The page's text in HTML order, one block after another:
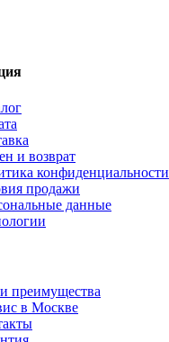
и возврат
конфиденциальности
продажи
данные
преимущества
в Москве